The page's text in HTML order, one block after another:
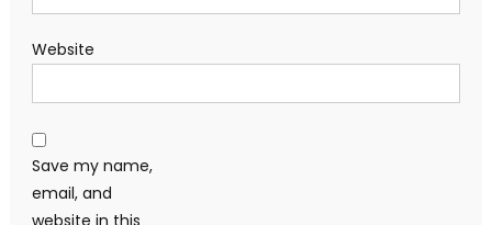
Website
Save my name,
email, and